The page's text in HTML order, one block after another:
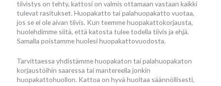
tiivistys on tehty, kattosi on valmis ottamaan vastaan kaikki
tulevat rasitukset. Huopakatto tai palahuopakatto vuotaa,
jos se ei ole aivan tiivis. Kun teemme huopakattokorjausta,
huolehdimme siitä, että katosta tulee todella tiivis ja ehjä.
Samalla poistamme huolesi huopakattovuodosta.
Tarvittaessa yhdistämme huopakaton tai palahuopakaton
korjaustöihin saaressa tai mantereella jonkin
huopakattohuollon. Kattoa on hyvä huoltaa säännöllisesti,